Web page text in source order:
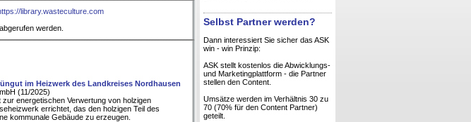
library.wasteculture.com
abgerufen werden.
im Heizwerk des Landkreises Nordhausen
(11/2025)
energetischen Verwertung von holzigen
errichtet, das den holzigen Teil des
kommunale Gebäude zu erzeugen.
Selbst Partner werden?
Dann interessiert Sie sicher das ASK
win - win Prinzip:
ASK stellt kostenlos die Abwicklungs-
und Marketingplattform - die Partner
stellen den Content.
Umsätze werden im Verhältnis 30 zu
70 (70% für den Content Partner)
geteilt.